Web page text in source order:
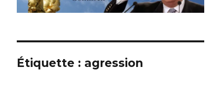
Étiquette : agression